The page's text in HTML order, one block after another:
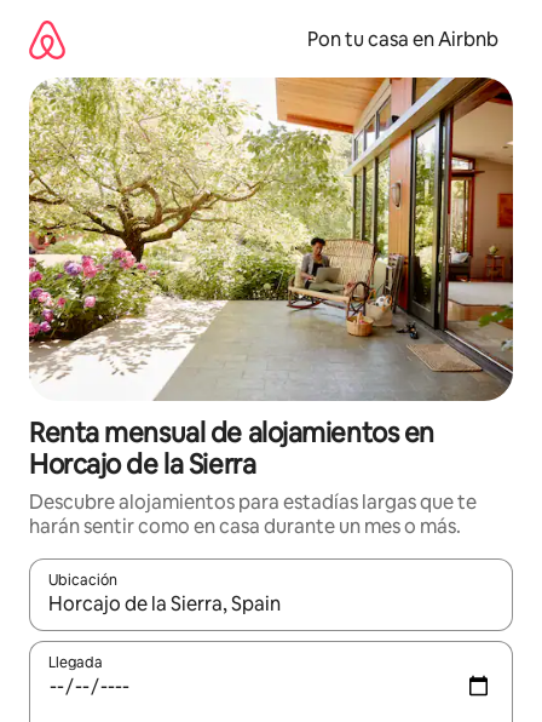
contenido
Pon tu casa en Airbnb
Renta mensual de alojamientos en
Horcajo de la Sierra
Descubre alojamientos para estadías largas que te
harán sentir como en casa durante un mes o más.
Ubicación
Cuando los resultados estén disponibles, navega con las
Llegada